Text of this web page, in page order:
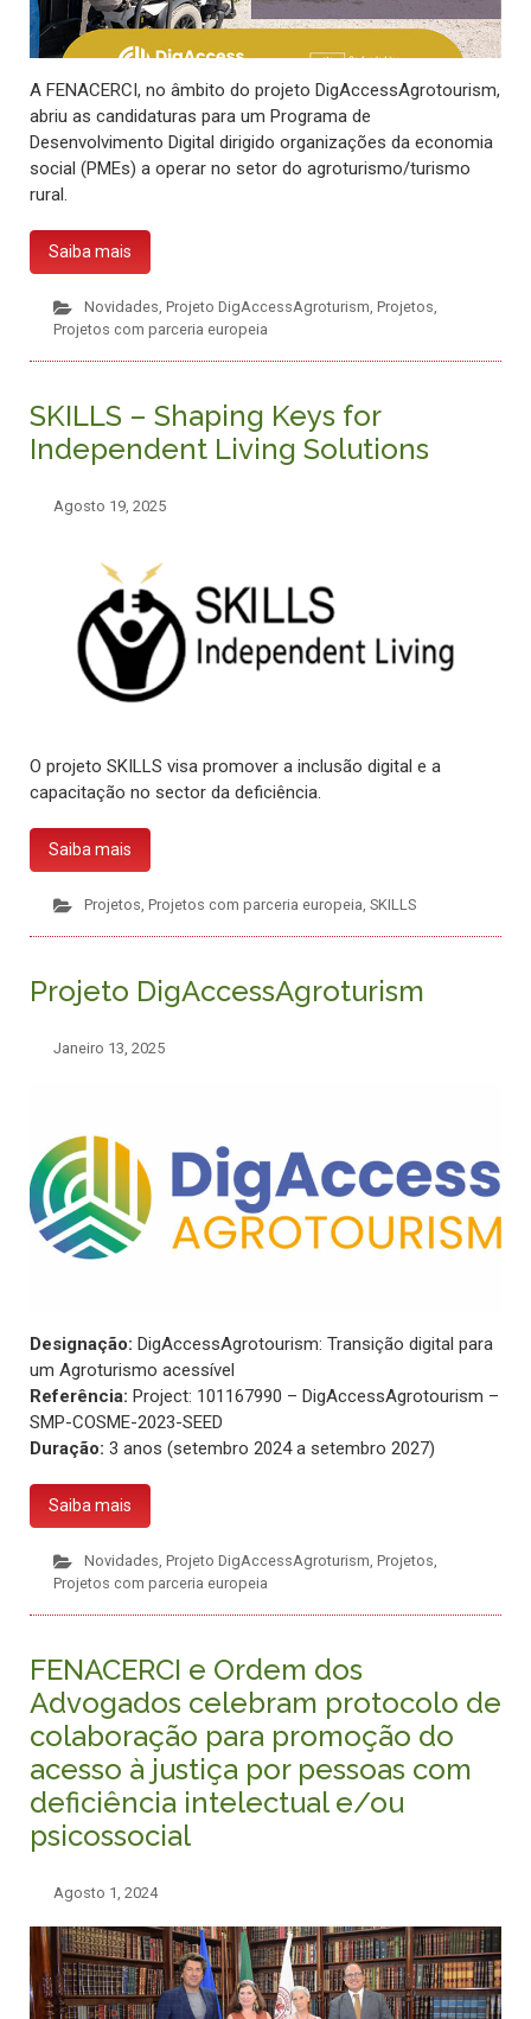
A FENACERCI, no âmbito do projeto DigAccessAgrotourism,
abriu as candidaturas para um Programa de
Desenvolvimento Digital dirigido organizações da economia
social (PMEs) a operar no setor do agroturismo/turismo
rural.
Saiba mais
Novidades, Projeto DigAccessAgroturism, Projetos,
Projetos com parceria europeia
SKILLS – Shaping Keys for
Independent Living Solutions
Agosto 19, 2025
O projeto SKILLS visa promover a inclusão digital e a
capacitação no sector da deficiência.
Saiba mais
Projetos, Projetos com parceria europeia, SKILLS
Projeto DigAccessAgroturism
Janeiro 13, 2025
Designação: DigAccessAgrotourism: Transição digital para
um Agroturismo acessível
Referência: Project: 101167990 – DigAccessAgrotourism –
SMP-COSME-2023-SEED
Duração: 3 anos (setembro 2024 a setembro 2027)
Saiba mais
Novidades Projeto DigAccessAgroturism Projetos
Projetos com parceria europeia
FENACERCI e Ordem dos
Advogados celebram protocolo de
colaboração para promoção do
acesso à justiça por pessoas com
deficiência intelectual e/ou
psicossocial
Agosto 1, 2024